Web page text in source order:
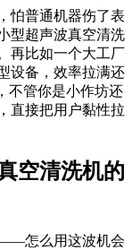
怕普通机器伤了表
型超声波真空清洗
再比如一个大工厂
设备，效率拉满还
不管你是小作坊还
直接把用户黏性拉
空清洗机的
怎么用这波机会